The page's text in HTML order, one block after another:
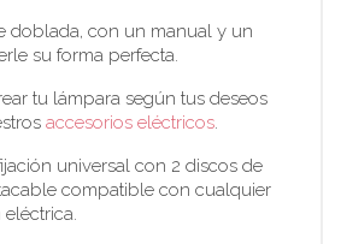
doblada, con un manual y un
su forma perfecta.
tu lámpara según tus deseos
accesorios eléctricos.
universal con 2 discos de
compatible con cualquier